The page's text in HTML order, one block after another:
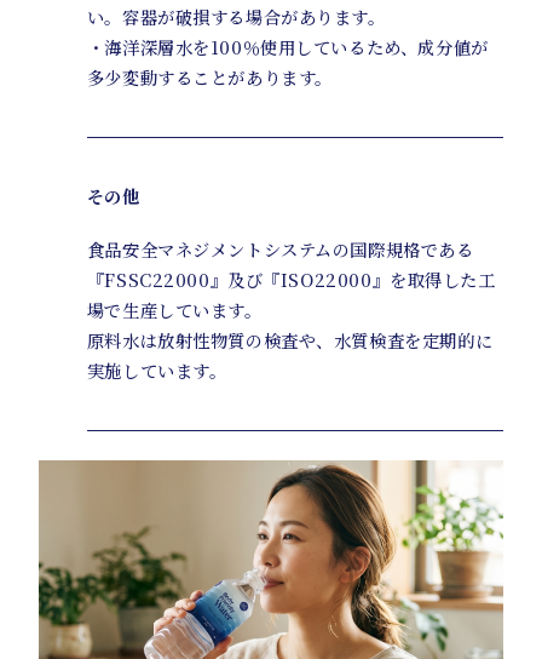
い。容器が破損する場合があります。
・海洋深層水を100％使用しているため、成分値が
多少変動することがあります。
その他
食品安全マネジメントシステムの国際規格である
『FSSC22000』及び『ISO22000』を取得した工
場で生産しています。
原料水は放射性物質の検査や、水質検査を定期的に
実施しています。